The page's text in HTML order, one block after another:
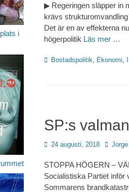
▶ Regeringen släpper in
krävs
Det är en av effekterna
högerpolitik Läs mer …
Kategorier
Bostadspolitik Ekonomi
SP:s
Publicerad
24 augusti, 2018 Jorge
STOPPA HÖGERN –
Socialistiska Partiet
Sommarens
i